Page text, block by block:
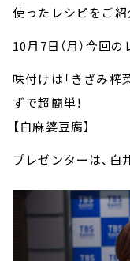
使ったレシピをご紹
10月7日（月）今回の
味付けは「きざみ榨
ずで超簡単！
【白麻婆豆腐】
プレゼンターは、白